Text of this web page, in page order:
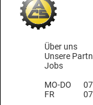
Über uns
Unsere
Jobs
MO-DO
FR